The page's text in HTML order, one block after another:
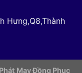
Hưng,Q8,Thành
May Đồng Phục